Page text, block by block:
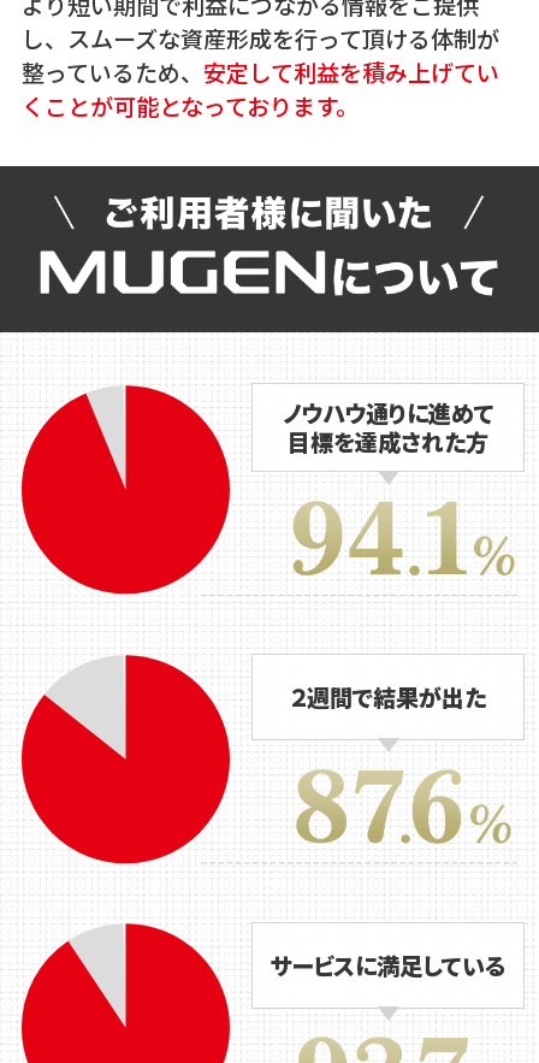
し、スムーズな資産形成を行って頂ける体制が
整っているため、 安定して利益を積み上げてい
くことが可能となっております。
ノウハウ通りに進めて
目標を達成された方
２週間で結果が出た
サービスに満足している